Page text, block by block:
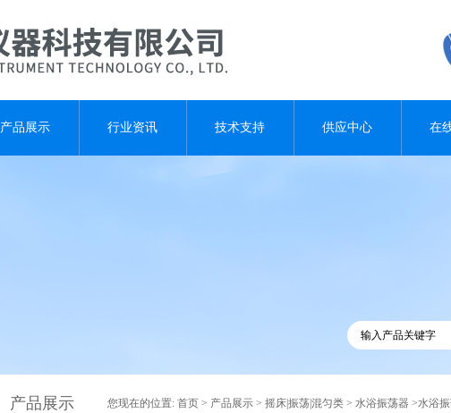
产品展示 行业资讯 技术支持 供应中心 在
产品展示 您现在的位置: 首页 > 产品展示 > 摇床|振荡|混匀类 > 水浴振荡器 >水浴